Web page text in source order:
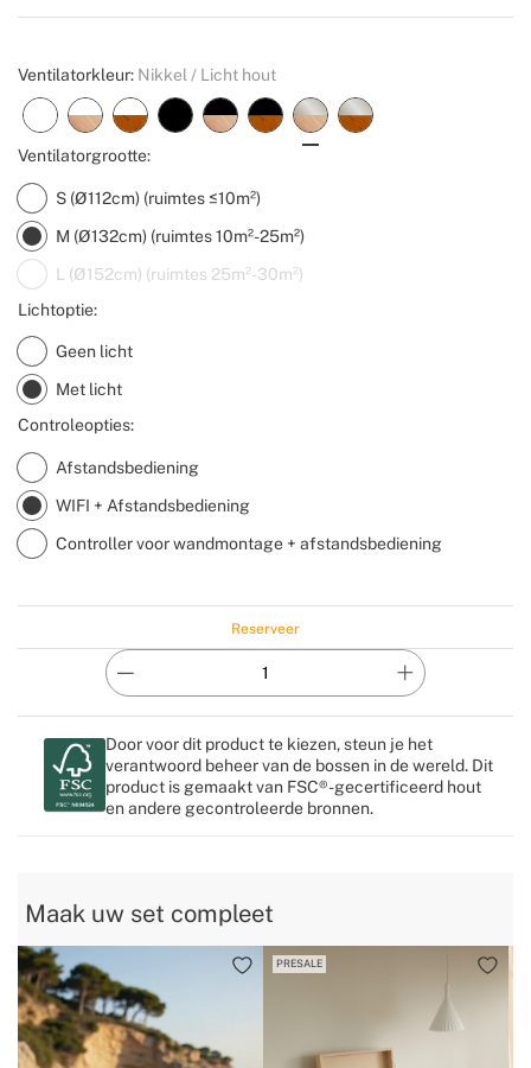
Create
Ventilatorkleur: Nikkel / Licht hout
Ventilatorgrootte:
S (Ø112cm) (ruimtes ≤10m²)
M (Ø132cm) (ruimtes 10m²-25m²)
L (Ø152cm) (ruimtes 25m²-30m²)
Lichtoptie:
Geen licht
Met licht
Controleopties:
Afstandsbediening
WIFI + Afstandsbediening
Controller voor wandmontage + afstandsbediening
Door voor dit product te kiezen, steun je het
verantwoord beheer van de bossen in de wereld. Dit
product is gemaakt van FSC®-gecertificeerd hout
en andere gecontroleerde bronnen.
Reserveer
Maak uw set compleet
PRESALE